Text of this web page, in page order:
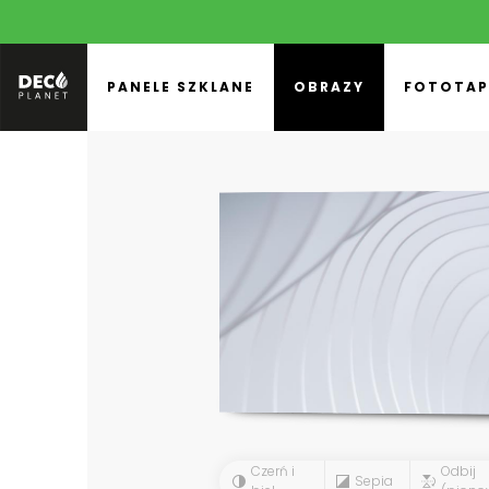
PANELE SZKLANE OBRAZY
Czerń i
Sepia
Odbij